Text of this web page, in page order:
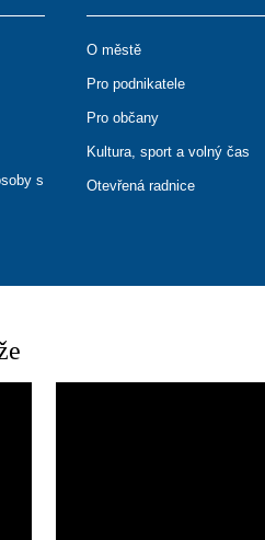
s
O městě
Pro podnikatele
Pro občany
Kultura, sport a volný čas
Otevřená radnice